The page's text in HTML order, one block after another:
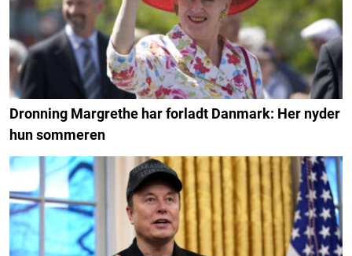
Dronning Margrethe har forladt Danmark: Her nyder
hun sommeren